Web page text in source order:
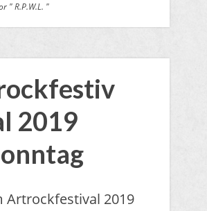
" R.P.W.L. "
2019
Artrockfestival 2019